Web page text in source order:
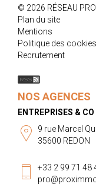
© 2026 RÉSEAU
Plan du site
Mentions
Politique des cookies
Recrutement
NOS AGENCES
ENTREPRISES &
9 rue Marcel
35600 REDON
+33 2 99 71 48